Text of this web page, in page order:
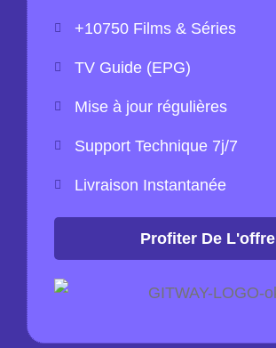
+10750 Films & Séries
TV Guide (EPG)
Mise à jour régulières
Support Technique 7j/7
Livraison Instantanée
Profiter De L'offre